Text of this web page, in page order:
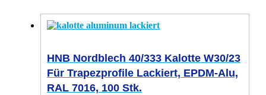
HNB Nordblech 40/333 Kalotte W30/23
Für Trapezprofile Lackiert, EPDM-Alu,
RAL 7016, 100 Stk.